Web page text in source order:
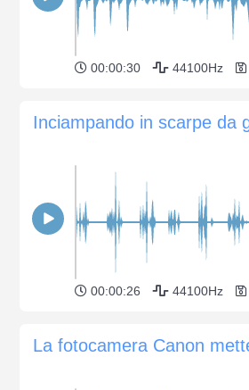
00:00:30 44100Hz
00:00:26 44100Hz